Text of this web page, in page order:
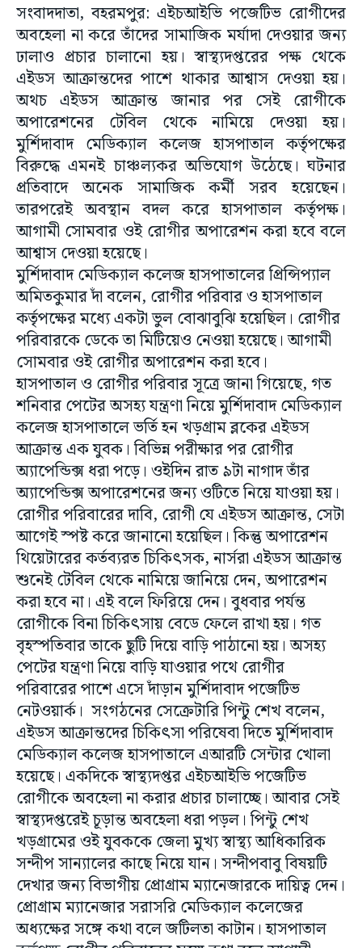
সংবাদদাতা, বহরমপুর: এইচআইভি পজেটিভ রোগীদের
অবহেলা না করে তাঁদের সামাজিক মর্যাদা দেওয়ার জন্য
ঢালাও প্রচার চালানো হয়। স্বাস্থ্যদপ্তরের পক্ষ থেকে
এইডস আক্রান্তদের পাশে থাকার আশ্বাস দেওয়া হয়।
অথচ এইডস আক্রান্ত জানার পর সেই রোগীকে
অপারেশনের টেবিল থেকে নামিয়ে দেওয়া হয়।
মুর্শিদাবাদ মেডিক্যাল কলেজ হাসপাতাল কর্তৃপক্ষের
বিরুদ্ধে এমনই চাঞ্চল্যকর অভিযোগ উঠেছে। ঘটনার
প্রতিবাদে অনেক সামাজিক কর্মী সরব হয়েছেন।
তারপরেই অবস্থান বদল করে হাসপাতাল কর্তৃপক্ষ।
আগামী সোমবার ওই রোগীর অপারেশন করা হবে বলে
আশ্বাস দেওয়া হয়েছে।
মুর্শিদাবাদ মেডিক্যাল কলেজ হাসপাতালের প্রিন্সিপ্যাল
অমিতকুমার দাঁ বলেন, রোগীর পরিবার ও হাসপাতাল
কর্তৃপক্ষের মধ্যে একটা ভুল বোঝাবুঝি হয়েছিল। রোগীর
পরিবারকে ডেকে তা মিটিয়েও নেওয়া হয়েছে। আগামী
সোমবার ওই রোগীর অপারেশন করা হবে।
হাসপাতাল ও রোগীর পরিবার সূত্রে জানা গিয়েছে, গত
শনিবার পেটের অসহ্য যন্ত্রণা নিয়ে মুর্শিদাবাদ মেডিক্যাল
কলেজ হাসপাতালে ভর্তি হন খড়গ্রাম ব্লকের এইডস
আক্রান্ত এক যুবক। বিভিন্ন পরীক্ষার পর রোগীর
অ্যাপেন্ডিক্স ধরা পড়ে। ওইদিন রাত ৯টা নাগাদ তাঁর
অ্যাপেন্ডিক্স অপারেশনের জন্য ওটিতে নিয়ে যাওয়া হয়।
রোগীর পরিবারের দাবি, রোগী যে এইডস আক্রান্ত, সেটা
আগেই স্পষ্ট করে জানানো হয়েছিল। কিন্তু অপারেশন
থিয়েটারের কর্তব্যরত চিকিৎসক, নার্সরা এইডস আক্রান্ত
শুনেই টেবিল থেকে নামিয়ে জানিয়ে দেন, অপারেশন
করা হবে না। এই বলে ফিরিয়ে দেন। বুধবার পর্যন্ত
রোগীকে বিনা চিকিৎসায় বেডে ফেলে রাখা হয়। গত
বৃহস্পতিবার তাকে ছুটি দিয়ে বাড়ি পাঠানো হয়। অসহ্য
পেটের যন্ত্রণা নিয়ে বাড়ি যাওয়ার পথে রোগীর
পরিবারের পাশে এসে দাঁড়ান মুর্শিদাবাদ পজেটিভ
নেটওয়ার্ক। সংগঠনের সেক্রেটারি পিন্টু শেখ বলেন,
এইডস আক্রান্তদের চিকিৎসা পরিষেবা দিতে মুর্শিদাবাদ
মেডিক্যাল কলেজ হাসপাতালে এআরটি সেন্টার খোলা
হয়েছে। একদিকে স্বাস্থ্যদপ্তর এইচআইভি পজেটিভ
রোগীকে অবহেলা না করার প্রচার চালাচ্ছে। আবার সেই
স্বাস্থ্যদপ্তরেই চূড়ান্ত অবহেলা ধরা পড়ল। পিন্টু শেখ
খড়গ্রামের ওই যুবককে জেলা মুখ্য স্বাস্থ্য আধিকারিক
সন্দীপ সান্যালের কাছে নিয়ে যান। সন্দীপবাবু বিষয়টি
দেখার জন্য বিভাগীয় প্রোগ্রাম ম্যানেজারকে দায়িত্ব দেন।
প্রোগ্রাম ম্যানেজার সরাসরি মেডিক্যাল কলেজের
অধ্যক্ষের সঙ্গে কথা বলে জটিলতা কাটান। হাসপাতাল